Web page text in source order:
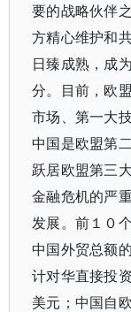
要的战略伙伴
方精心维护和
日臻成熟，成
分。目前，欧
市场、第一大
中国是欧盟第
跃居欧盟第三
金融危机的严
发展。前１０
中国外贸总额
计对华直接投
美元；中国自